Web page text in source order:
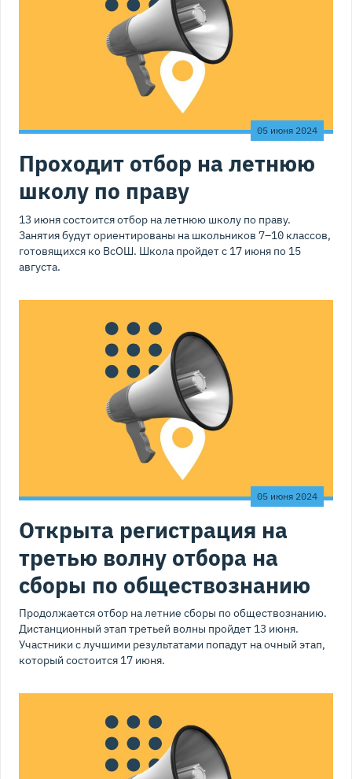
05 июня 2024
Проходит отбор на летнюю
школу по праву
13 июня состоится отбор на летнюю школу по праву.
Занятия будут ориентированы на школьников 7–10 классов,
готовящихся ко ВсОШ. Школа пройдет с 17 июня по 15
августа.
05 июня 2024
Открыта регистрация на
третью волну отбора на
сборы по обществознанию
Продолжается отбор на летние сборы по обществознанию.
Дистанционный этап третьей волны пройдет 13 июня.
Участники с лучшими результатами попадут на очный этап,
который состоится 17 июня.